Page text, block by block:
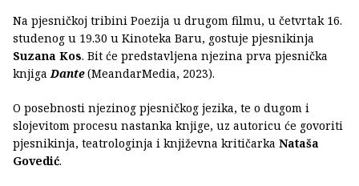
Na pjesničkoj tribini Poezija u drugom filmu, u četvrtak 16.
studenog u 19.30 u Kinoteka Baru, gostuje pjesnikinja
Suzana Kos. Bit će predstavljena njezina prva pjesnička
knjigaDante(MeandarMedia, 2023).
O posebnosti njezinog pjesničkog jezika, te o dugom i
slojevitom procesu nastanka knjige, uz autoricu će govoriti
pjesnikinja, teatrologinja i književna kritičarka Nataša
Govedić.